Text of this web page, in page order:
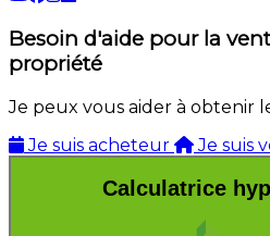
Besoin d'aide pour la
propriété
Je peux vous aider à obtenir
Je suis acheteur
Je suis
Calculatrice